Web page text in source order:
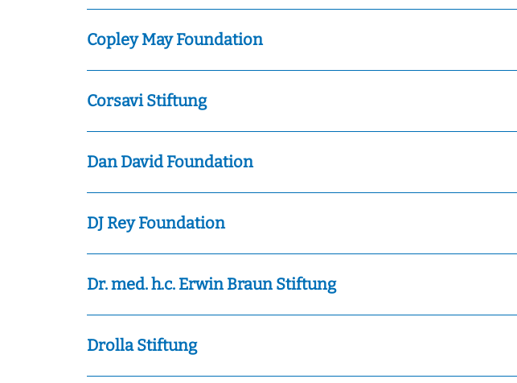
Copley May Foundation
Corsavi Stiftung
Dan David Foundation
DJ Rey Foundation
Dr. med. h.c. Erwin Braun Stiftung
Drolla Stiftung